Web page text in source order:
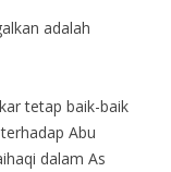
adalah
tetap baik-baik
Abu
dalam As